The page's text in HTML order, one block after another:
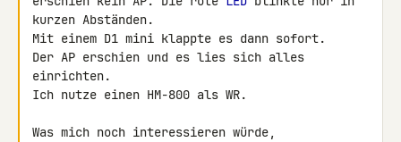
kurzen Abständen.
Mit einem D1 mini klappte es dann sofort.
Der AP erschien und es lies sich alles
einrichten.
Ich nutze einen HM-800 als WR.
Was mich noch interessieren würde,